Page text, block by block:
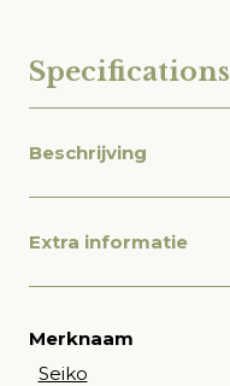
Specifications
Beschrijving
Extra informatie
Merknaam
Seiko